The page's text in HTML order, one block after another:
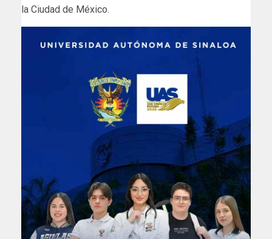
la Ciudad de México.